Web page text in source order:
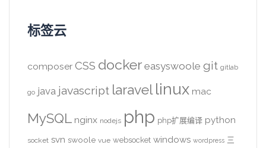
标签云
composer CSS docker easyswoole git gitlab
go java javascript laravel linux mac
MySQL nginx nodejs php php扩展编译 python
socket svn swoole vue websocket windows wordpress 三